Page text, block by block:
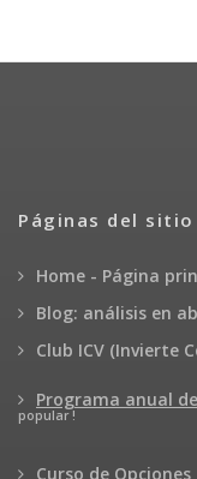
Páginas del sitio
Home - Página
Blog: análisis en
Club ICV (Invierte
Programa anual
popular !
Curso de Opciones